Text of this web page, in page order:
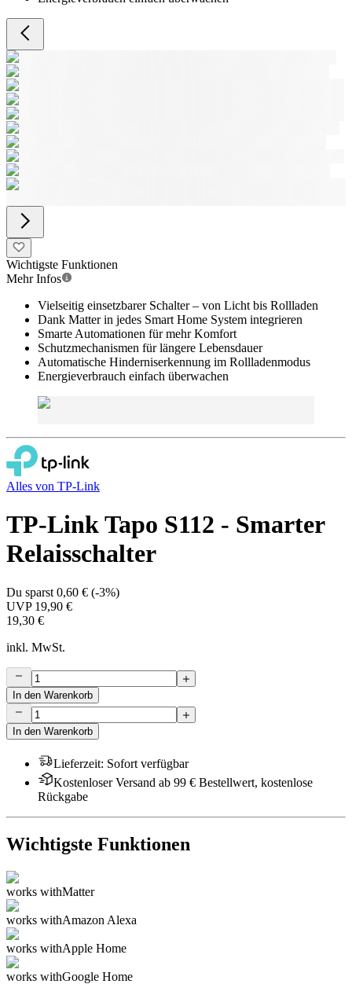
Wichtigste Funktionen
Mehr Infos
Vielseitig einsetzbarer Schalter – von Licht bis Rollladen
Dank Matter in jedes Smart Home System integrieren
Smarte Automationen für mehr Komfort
Schutzmechanismen für längere Lebensdauer
Automatische Hinderniserkennung im Rollladenmodus
Energieverbrauch einfach überwachen
Alles von TP-Link
TP-Link Tapo S112 - Smarter
Relaisschalter
Du sparst 0,60 € (-3%)
UVP 19,90 €
19,30 €
inkl. MwSt.
In den Warenkorb
In den Warenkorb
Lieferzeit: Sofort verfügbar
Kostenloser Versand ab 99 € Bestellwert, kostenlose
Rückgabe
Wichtigste Funktionen
works withMatter
works withAmazon Alexa
works withApple Home
works withGoogle Home